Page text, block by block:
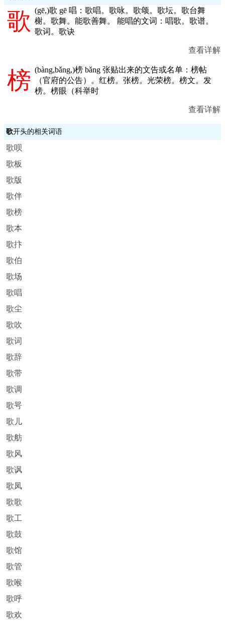
歌 (gē,)歌 gē 唱：歌唱。歌咏。歌颂。歌坛。歌台舞
榭。歌舞。能歌善舞。 能唱的文词：唱歌。歌谱。
歌词。歌诀
查看详解
榜 (bàng,bǎng,)榜 bǎng 张贴出来的文告或名单：榜帖
（官府的公告）。红榜。张榜。光荣榜。榜文。发
榜。榜眼（科举时
查看详解
歌开头的相关词语
歌呗
歌板
歌版
歌伴
歌榜
歌本
歌抃
歌伯
歌场
歌唱
歌尘
歌吹
歌词
歌辞
歌带
歌调
歌咢
歌儿
歌舫
歌风
歌讽
歌凤
歌歌
歌工
歌鼓
歌馆
歌管
歌喉
歌呼
歌欢